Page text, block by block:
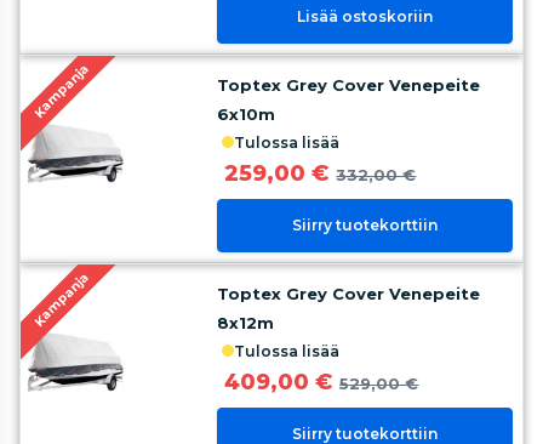
Lisää ostoskoriin
Kampanja
Toptex Grey Cover Venepeite
6x10m
tulossa lisää
259,00 € 332,00 €
Siirry tuotekorttiin
Kampanja
Toptex Grey Cover Venepeite
8x12m
tulossa lisää
409,00 € 529,00 €
Siirry tuotekorttiin